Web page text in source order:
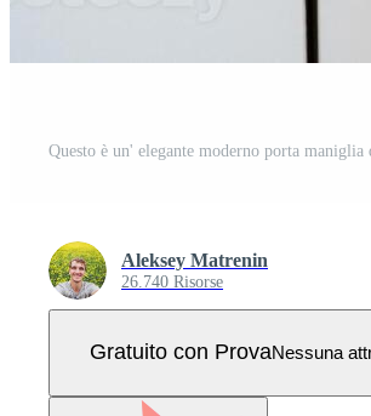
Aleksey Matrenin
26.740 Risorse
Gratuito con ProvaNessuna